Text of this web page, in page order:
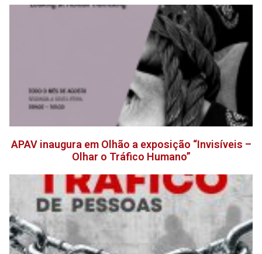
APAV inaugura em Olhão a exposição “Invisíveis –
Olhar o Tráfico Humano”